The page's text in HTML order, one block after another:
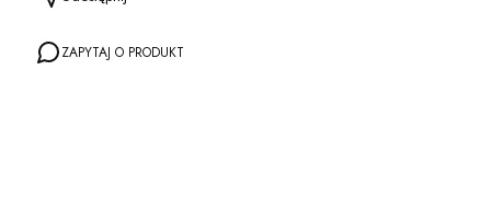
ZAPYTAJ O PRODUKT